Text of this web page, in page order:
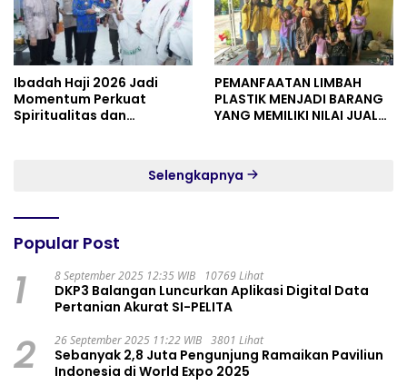
Ibadah Haji 2026 Jadi
Momentum Perkuat
Spiritualitas dan
PEMANFAATAN LIMBAH
PLASTIK MENJADI BARANG
YANG MEMILIKI NILAI JUAL
Selengkapnya
Popular Post
1 8 September 2025 12:35 WIB 10769 Lihat
DKP3 Balangan Luncurkan Aplikasi Digital Data
Pertanian Akurat SI-PELITA
2 26 September 2025 11:22 WIB 3801 Lihat
Sebanyak 2,8 Juta Pengunjung Ramaikan Paviliun
Indonesia di World Expo 2025